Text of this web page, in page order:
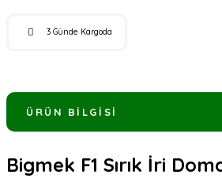
3 Günde Kargoda
ÜRÜN BILGISI
Bigmek F1 Sırık İri